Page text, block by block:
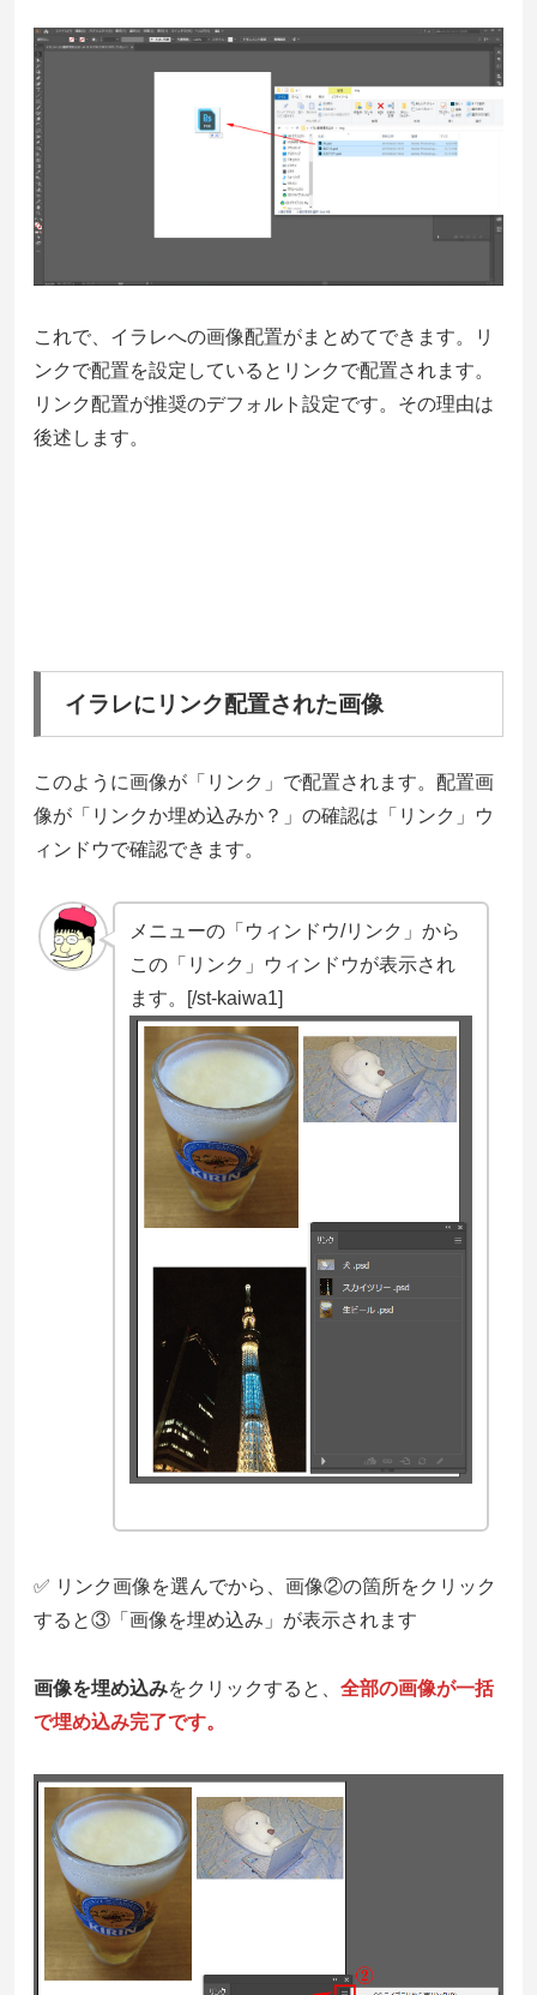
これで、イラレへの画像配置がまとめてできます。リ
ンクで配置を設定しているとリンクで配置されます。
リンク配置が推奨のデフォルト設定です。その理由は
後述します。
イラレにリンク配置された画像
このように画像が「リンク」で配置されます。配置画
像が「リンクか埋め込みか？」の確認は「リンク」ウ
ィンドウで確認できます。
メニューの「ウィンドウ/リンク」から
この「リンク」ウィンドウが表示され
ます。[/st-kaiwa1]
✅ リンク画像を選んでから、画像②の箇所をクリック
すると③「画像を埋め込み」が表示されます
画像を埋め込みをクリックすると、 全部の画像が一括
で埋め込み完了です。